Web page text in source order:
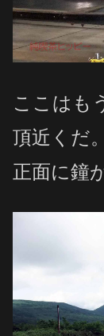
ここはも
頂近くだ。
正面に鐘